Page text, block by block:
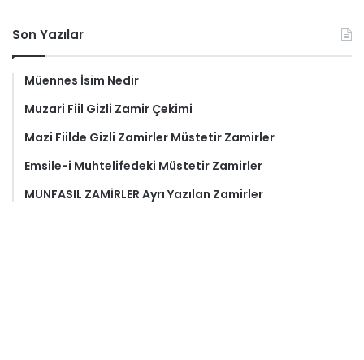
Son Yazılar
Müennes İsim Nedir
Muzari Fiil Gizli Zamir Çekimi
Mazi Fiilde Gizli Zamirler Müstetir Zamirler
Emsile-i Muhtelifedeki Müstetir Zamirler
MUNFASIL ZAMİRLER Ayrı Yazılan Zamirler